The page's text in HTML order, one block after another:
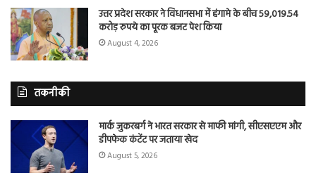
उत्तर प्रदेश सरकार ने विधानसभा में हंगामे के बीच 59,019.54
करोड़ रुपये का पूरक बजट पेश किया
August 4, 2026
तकनीकी
मार्क जुकरबर्ग ने भारत सरकार से माफी मांगी, सीएसएएम और
डीपफेक कंटेंट पर जताया खेद
August 5, 2026